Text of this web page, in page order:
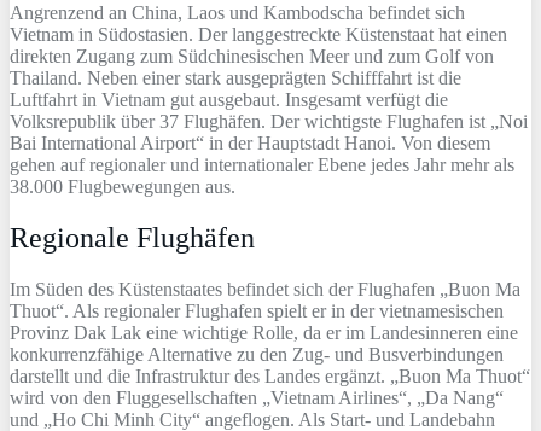
Angrenzend an China, Laos und Kambodscha befindet sich
Vietnam in Südostasien. Der langgestreckte Küstenstaat hat einen
direkten Zugang zum Südchinesischen Meer und zum Golf von
Thailand. Neben einer stark ausgeprägten Schifffahrt ist die
Luftfahrt in Vietnam gut ausgebaut. Insgesamt verfügt die
Volksrepublik über 37 Flughäfen. Der wichtigste Flughafen ist „Noi
Bai International Airport“ in der Hauptstadt Hanoi. Von diesem
gehen auf regionaler und internationaler Ebene jedes Jahr mehr als
38.000 Flugbewegungen aus.
Regionale Flughäfen
Im Süden des Küstenstaates befindet sich der Flughafen „Buon Ma
Thuot“. Als regionaler Flughafen spielt er in der vietnamesischen
Provinz Dak Lak eine wichtige Rolle, da er im Landesinneren eine
konkurrenzfähige Alternative zu den Zug- und Busverbindungen
darstellt und die Infrastruktur des Landes ergänzt. „Buon Ma Thuot“
wird von den Fluggesellschaften „Vietnam Airlines“, „Da Nang“
und „Ho Chi Minh City“ angeflogen. Als Start- und Landebahn